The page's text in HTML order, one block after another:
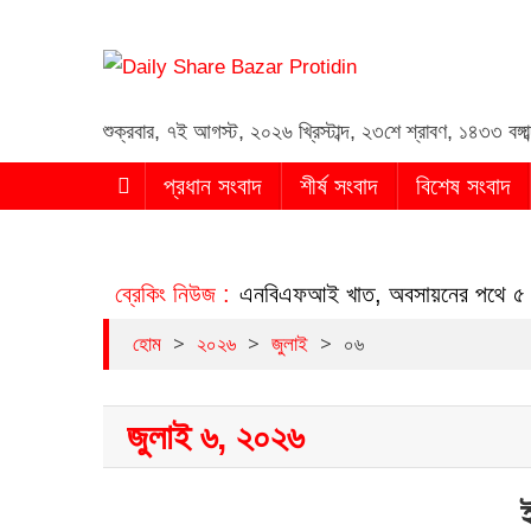
শুক্রবার, ৭ই আগস্ট, ২০২৬ খ্রিস্টাব্দ, ২৩শে শ্রাবণ, ১৪৩৩
প্রধান সংবাদ শীর্ষ সংবাদ বিশেষ সংবাদ
ব্রেকিং নিউজ :
সংকুচিত হচ্ছে এনবিএফআই খাত, অবসায়নের পথে ৫
হোম > ২০২৬ > জুলাই > ০৬
জুলাই ৬, ২০২৬